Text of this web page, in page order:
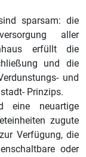
sparsam: die
aller
erfüllt die
und die
und
Prinzips.
eine neuartige
zugute
Verfügung, die
oder